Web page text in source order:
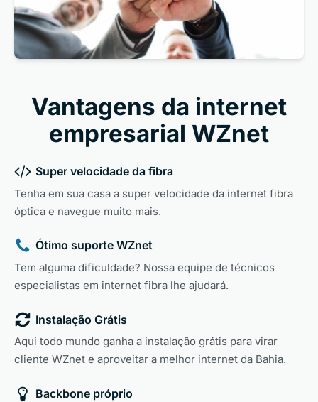
Vantagens da internet
empresarial WZnet
Super velocidade da fibra
Tenha em sua casa a super velocidade da internet fibra
óptica e navegue muito mais.
Ótimo suporte WZnet
Tem alguma dificuldade? Nossa equipe de técnicos
especialistas em internet fibra lhe ajudará.
Instalação Grátis
Aqui todo mundo ganha a instalação grátis para virar
cliente WZnet e aproveitar a melhor internet da Bahia.
Backbone próprio